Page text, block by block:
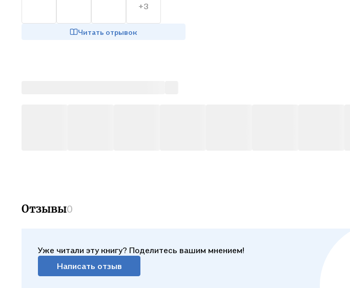
+3
Читать отрывок
Отзывы0
Уже читали эту книгу? Поделитесь вашим мнением!
Написать отзыв